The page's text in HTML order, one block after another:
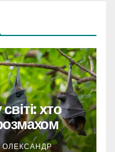
хто
ОЛЕКСАНДР